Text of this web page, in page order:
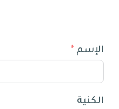
الإسم
الكنية